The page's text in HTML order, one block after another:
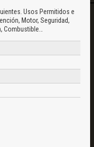
Usos Permitidos e
Motor, Seguridad,